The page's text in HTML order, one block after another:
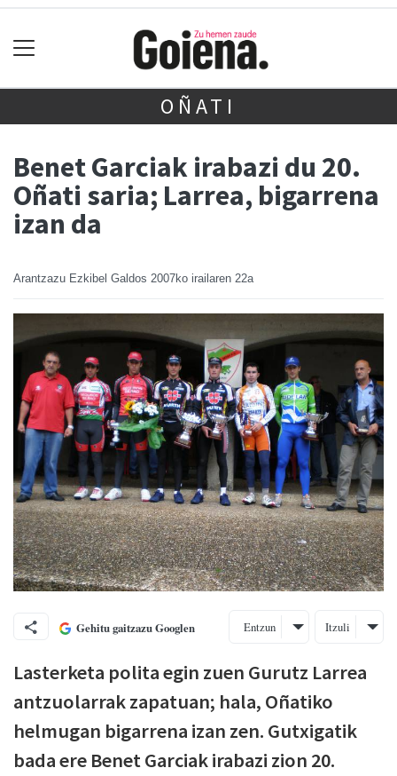
OÑATI
Benet Garciak irabazi du 20.
Oñati saria; Larrea, bigarrena
izan da
Arantzazu Ezkibel Galdos 2007ko irailaren 22a
Gehitu gaitzazu Googlen Entzun Itzuli
Lasterketa polita egin zuen Gurutz Larrea
antzuolarrak zapatuan; hala, Oñatiko
helmugan bigarrena izan zen. Gutxigatik
bada ere Benet Garciak irabazi zion 20.